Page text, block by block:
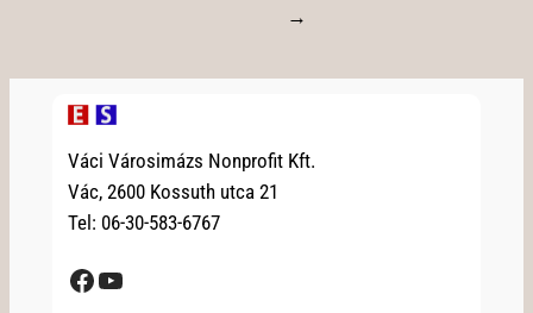
→
Váci Városimázs Nonprofit Kft.
Vác, 2600 Kossuth utca 21
Tel: 06-30-583-6767
Facebook YouTube